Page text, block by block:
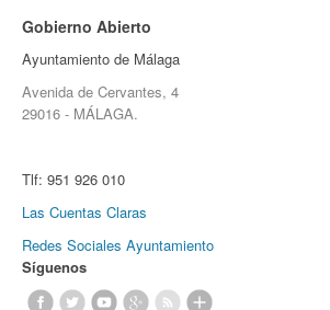
Gobierno Abierto
Ayuntamiento de Málaga
Avenida de Cervantes, 4
29016 - MÁLAGA.
Tlf: 951 926 010
Las Cuentas Claras
Redes Sociales Ayuntamiento
Síguenos